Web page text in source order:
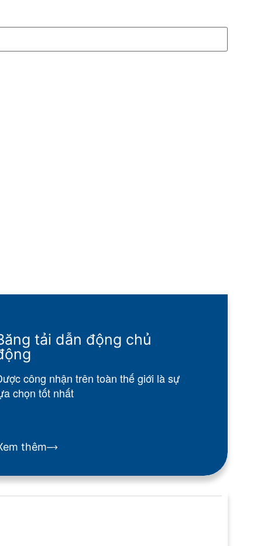
tải dẫn động chủ
công nhận trên toàn thế giới là sự
chọn tốt nhất
thêm